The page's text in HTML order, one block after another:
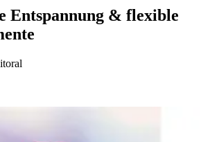
Entspannung & flexible